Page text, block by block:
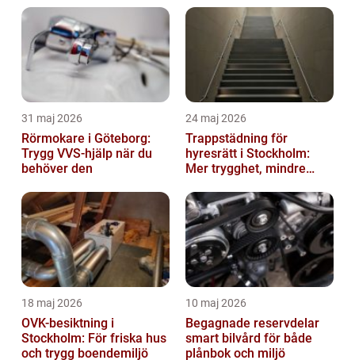
31 maj 2026
Rörmokare i Göteborg:
Trygg VVS-hjälp när du
behöver den
24 maj 2026
Trappstädning för
hyresrätt i Stockholm:
Mer trygghet, mindre
18 maj 2026
OVK-besiktning i
Stockholm: För friska hus
och trygg boendemiljö
10 maj 2026
Begagnade reservdelar
smart bilvård för både
plånbok och miljö